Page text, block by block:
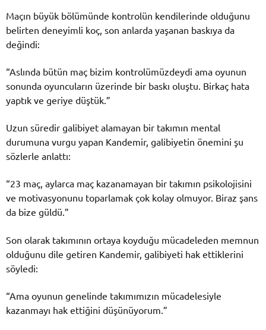
Maçın büyük bölümünde kontrolün kendilerinde olduğunu
belirten deneyimli koç, son anlarda yaşanan baskıya da
değindi:
“Aslında bütün maç bizim kontrolümüzdeydi ama oyunun
sonunda oyuncuların üzerinde bir baskı oluştu. Birkaç hata
yaptık ve geriye düştük.”
Uzun süredir galibiyet alamayan bir takımın mental
durumuna vurgu yapan Kandemir, galibiyetin önemini şu
sözlerle anlattı:
“23 maç, aylarca maç kazanamayan bir takımın psikolojisini
ve motivasyonunu toparlamak çok kolay olmuyor. Biraz şans
da bize güldü.”
Son olarak takımının ortaya koyduğu mücadeleden memnun
olduğunu dile getiren Kandemir, galibiyeti hak ettiklerini
söyledi:
“Ama oyunun genelinde takımımızın mücadelesiyle
kazanmayı hak ettiğini düşünüyorum.”